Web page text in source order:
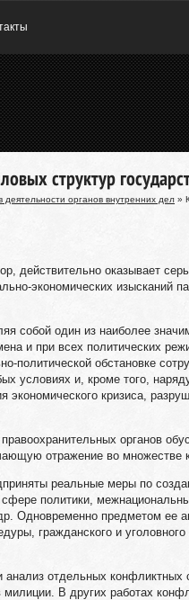
структур
органов внутренних дел »
действительно оказывает
экономических изысканий
собой один из наиболее
и при всех политических
политической обстановке
условиях и, кроме того,
кризиса,
органов
отражение во множестве
реальные меры по
политики,
Одновременно предметом ее
гражданского и
анализ отдельных конфликтных
В других работах